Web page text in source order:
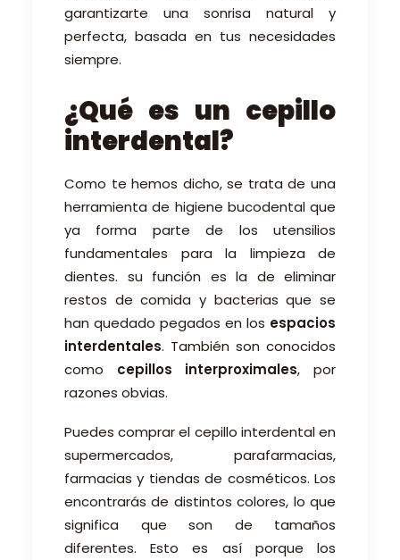
garantizarte una sonrisa natural y
perfecta, basada en tus necesidades
siempre.
¿Qué es un cepillo
interdental?
Como te hemos dicho, se trata de una
herramienta de higiene bucodental que
ya forma parte de los utensilios
fundamentales para la limpieza de
dientes. su función es la de eliminar
restos de comida y bacterias que se
han quedado pegados en los espacios
interdentales. También son conocidos
como cepillos interproximales, por
razones obvias.
Puedes comprar el cepillo interdental en
supermercados, parafarmacias,
farmacias y tiendas de cosméticos. Los
encontrarás de distintos colores, lo que
significa que son de tamaños
diferentes. Esto es así porque los